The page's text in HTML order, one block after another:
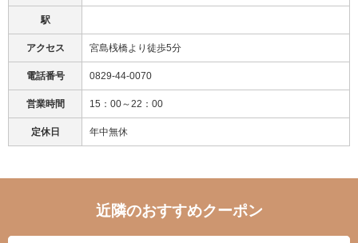
駅
アクセス 宮島桟橋より徒歩5分
電話番号 0829-44-0070
営業時間 15：00～22：00
定休日 年中無休
近隣のおすすめクーポン